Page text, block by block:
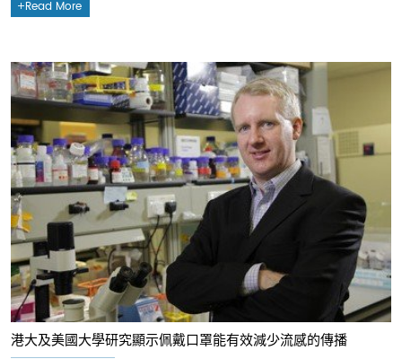
Read More
港大及美國大學研究顯示佩戴口罩能有效減少流感的傳播